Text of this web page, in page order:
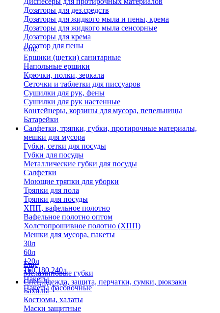
Дозаторы для дез.средств
Дозаторы для жидкого мыла и пены, крема
Дозаторы для жидкого мыла сенсорные
Дозаторы для крема
Дозатор для пены
Еще
Ершики (щетки) санитарные
Напольные ершики
Крючки, полки, зеркала
Сеточки и таблетки для писсуаров
Сушилки для рук, фены
Сушилки для рук настенные
Контейнеры, корзины для мусора, пепельницы
Батарейки
Салфетки, тряпки, губки, протирочные материалы,
мешки для мусора
Губки, сетки для посуды
Губки для посуды
Металлические губки для посуды
Салфетки
Моющие тряпки для уборки
Тряпки для пола
Тряпки для посуды
ХПП, вафельное полотно
Вафельное полотно оптом
Холстопрошивное полотно (ХПП)
Мешки для мусора, пакеты
30л
60л
120л
160,180,240л
Пакеты
Пакеты фасовочные
Еще
Меламиновые губки
Спец.одежда, защита, перчатки, сумки, рюкзаки
Бахилы
Костюмы, халаты
Маски защитные